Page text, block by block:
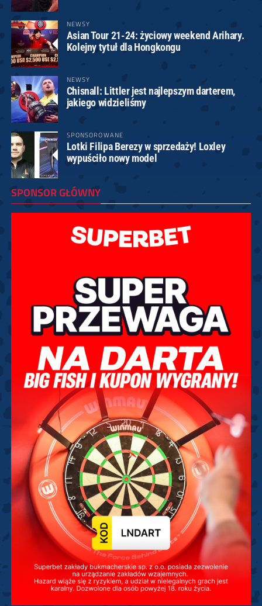
NEWSY
Asian Tour 21-24: życiowy weekend Arihary.
Kolejny tytuł dla Hongkongu
NEWSY
Chisnall: Littler jest najlepszym darterem,
jakiego widzieliśmy
SPONSOROWANE
Lotki Filipa Berezy w sprzedaży! Loxley
wypuściło nowy model
SPONSOR GŁÓWNY